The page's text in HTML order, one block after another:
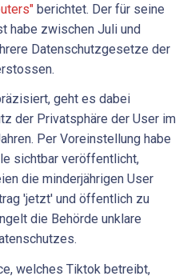
berichtet. Der für seine
habe zwischen Juli und
Datenschutzgesetze der
geht es dabei
der Privatsphäre der User im
Per Voreinstellung habe
sichtbar veröffentlicht,
die minderjährigen User
'jetzt' und öffentlich zu
die Behörde unklare
welches Tiktok betreibt,